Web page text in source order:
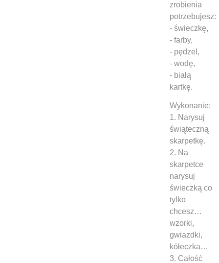
zrobienia
potrzebujesz:
- świeczkę,
- farby,
- pędzel,
- wodę,
- białą
kartkę.
Wykonanie:
1. Narysuj
świąteczną
skarpetkę.
2. Na
skarpetce
narysuj
świeczką co
tylko
chcesz…
wzorki,
gwiazdki,
kółeczka…
3. Całość